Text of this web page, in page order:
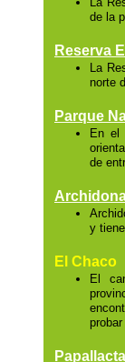
de la
Reserva
La
norte
Parque
En el
de
y
El Chaco
El
Papallacta